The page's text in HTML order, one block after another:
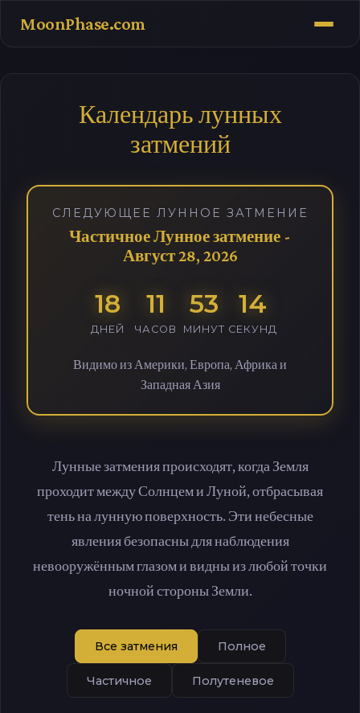
MoonPhase.com
Календарь лунных
затмений
СЛЕДУЮЩЕЕ ЛУННОЕ ЗАТМЕНИЕ
Частичное Лунное затмение -
Август 28, 2026
18
ДНЕЙ
11
ЧАСОВ
53
МИНУТ
13
СЕКУНД
Видимо из Америки, Европа, Африка и
Западная Азия
Лунные затмения происходят, когда Земля
проходит между Солнцем и Луной, отбрасывая
тень на лунную поверхность. Эти небесные
явления безопасны для наблюдения
невооружённым глазом и видны из любой точки
ночной стороны Земли.
Все затмения Полное
Частичное Полутеневое